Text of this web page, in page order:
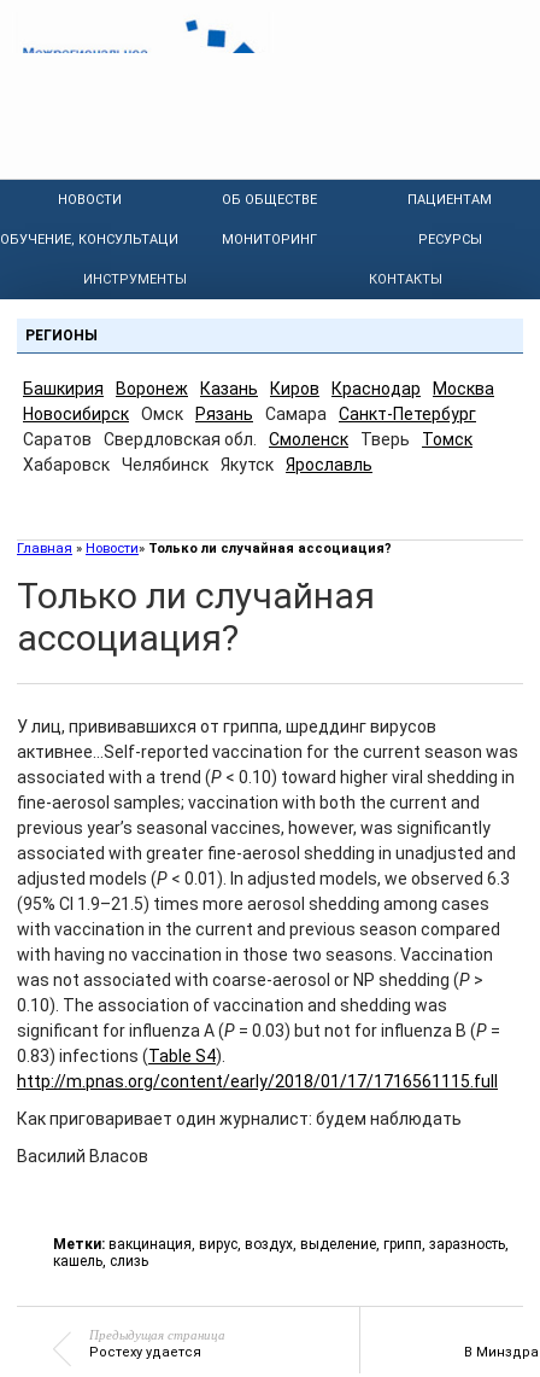
НОВОСТИ ОБ ОБЩЕСТВЕ ПАЦИЕНТАМ
ОБУЧЕНИЕ, КОНСУЛЬТАЦИИ МОНИТОРИНГ РЕСУРСЫ
ИНСТРУМЕНТЫ КОНТАКТЫ
РЕГИОНЫ
Башкирия Воронеж Казань Киров Краснодар
Москва
Новосибирск
Омск Рязань Самара
Санкт-Петербург
Саратов
Свердловская обл. Смоленск Тверь
Томск
Хабаровск
Челябинск Якутск Ярославль
Главная » Новости» Только ли случайная ассоциация?
Только ли случайная
ассоциация?
У лиц, прививавшихся от гриппа, шреддинг вирусов
активнее… Self-reported vaccination for the current season was
associated with a trend (P < 0.10) toward higher viral shedding in
fine-aerosol samples; vaccination with both the current and
previous year’s seasonal vaccines, however, was significantly
associated with greater fine-aerosol shedding in unadjusted and
adjusted models (P < 0.01). In adjusted models, we observed 6.3
(95% CI 1.9–21.5) times more aerosol shedding among cases
with vaccination in the current and previous season compared
with having no vaccination in those two seasons. Vaccination
was not associated with coarse-aerosol or NP shedding (P >
0.10). The association of vaccination and shedding was
significant for influenza A (P = 0.03) but not for influenza B (P =
0.83) infections (Table S4).
http://m.pnas.org/content/early/2018/01/17/1716561115.full
Как приговаривает один журналист: будем наблюдать
Василий Власов
Метки: вакцинация, вирус, воздух, выделение, грипп, заразность,
кашель, слизь
Предыдущая страница
Ростеху удается В